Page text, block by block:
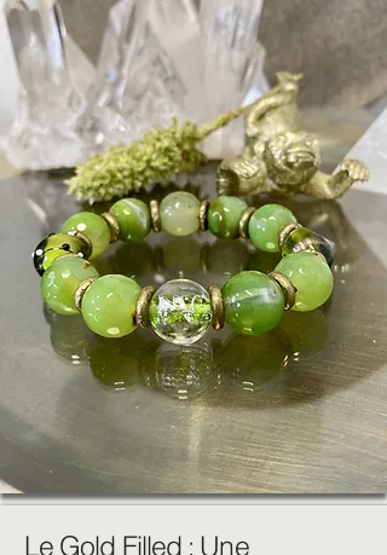
Le Gold Filled : Une